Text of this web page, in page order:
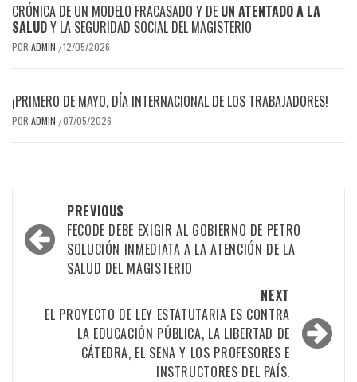
CRÓNICA DE UN MODELO FRACASADO Y DE UN ATENTADO A LA
SALUDY LA SEGURIDAD SOCIAL DEL MAGISTERIO
POR ADMIN /12/05/2026
¡PRIMERO DE MAYO, DÍA INTERNACIONAL DE LOS TRABAJADORES!
POR ADMIN /07/05/2026
navigation
PREVIOUS
FECODE DEBE EXIGIR AL GOBIERNO DE PETRO
SOLUCIÓN INMEDIATA A LA ATENCIÓN DE LA
SALUD DEL MAGISTERIO
NEXT
EL PROYECTO DE LEY ESTATUTARIA ES CONTRA
LA EDUCACIÓN PÚBLICA, LA LIBERTAD DE
CÁTEDRA, EL SENA Y LOS PROFESORES E
INSTRUCTORES DEL PAÍS.